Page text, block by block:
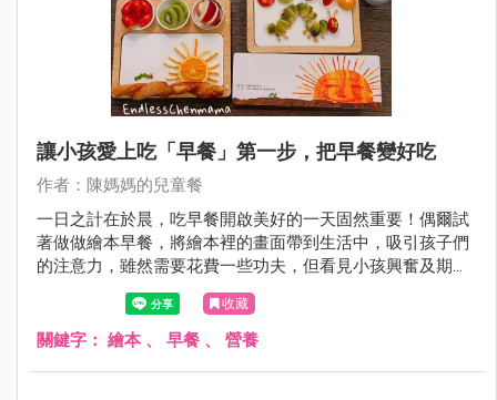
讓小孩愛上吃「早餐」第一步，把早餐變好吃
作者：陳媽媽的兒童餐
一日之計在於晨，吃早餐開啟美好的一天固然重要！偶爾試
著做做繪本早餐，將繪本裡的畫面帶到生活中，吸引孩子們
的注意力，雖然需要花費一些功夫，但看見小孩興奮及期待
的表情，媽媽也做得好有成就感～
收藏
關鍵字： 繪本、 早餐 、 營養